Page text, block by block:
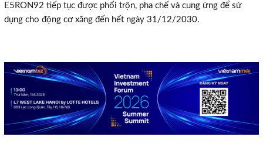
E5RON92 tiếp tục được phối trộn, pha chế và cung ứng để sử
dụng cho động cơ xăng đến hết ngày 31/12/2030.